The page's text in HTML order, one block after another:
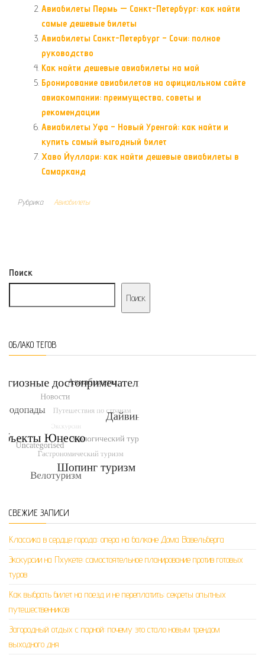
Авиабилеты Пермь — Санкт-Петербург: как найти
самые дешевые билеты
Авиабилеты Санкт-Петербург – Сочи: полное
руководство
Как найти дешевые авиабилеты на май
Бронирование авиабилетов на официальном сайте
авиакомпании: преимущества, советы и
рекомендации
Авиабилеты Уфа – Новый Уренгой: как найти и
купить самый выгодный билет
Хаво Йуллари: как найти дешевые авиабилеты в
Самарканд
Рубрика Авиабилеты
Поиск
Поиск
ОБЛАКО ТЕГОВ
СВЕЖИЕ ЗАПИСИ
Классика в сердце города: опера на балконе Дома Вавельберга
Экскурсии на Пхукете: самостоятельное планирование против готовых
туров
Как выбрать билет на поезд и не переплатить: секреты опытных
путешественников
Загородный отдых с парной: почему это стало новым трендом
выходного дня